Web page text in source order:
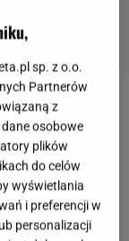
województwa
drożdżowe
kiełbasy.
dobrze
sp. z o.o.
Partnerów
z
osobowe
plików
do celów
wyświetlania
i preferencji w
personalizacji